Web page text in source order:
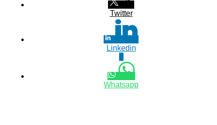
Twitter
Linkedin
Whatsapp